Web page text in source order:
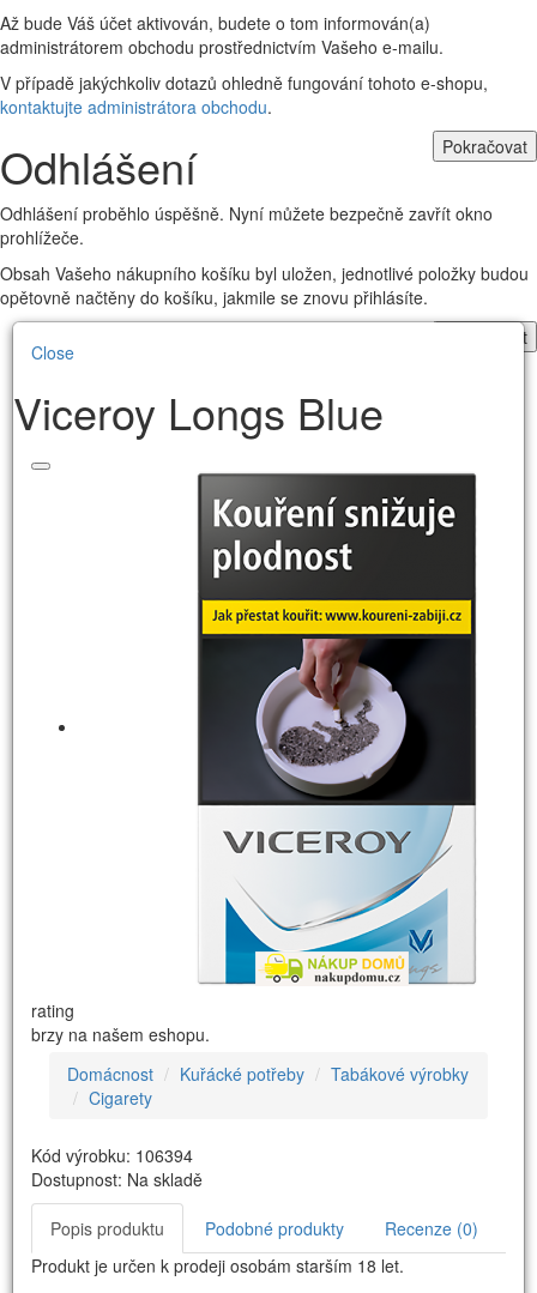
Až bude Váš účet aktivován, budete o tom informován(a)
administrátorem obchodu prostřednictvím Vašeho e-mailu.
V případě jakýchkoliv dotazů ohledně fungování tohoto e-shopu,
kontaktujte administrátora obchodu.
Pokračovat
Odhlášení
Odhlášení proběhlo úspěšně. Nyní můžete bezpečně zavřít okno
prohlížeče.
Obsah Vašeho nákupního košíku byl uložen, jednotlivé položky budou
opětovně načtěny do košíku, jakmile se znovu přihlásíte.
Pokračovat
Close
Viceroy Longs Blue
rating
brzy na našem eshopu.
Domácnost
Kuřácké potřeby
Tabákové výrobky
Cigarety
Kód výrobku: 106394
Dostupnost: Na skladě
Popis produktu Podobné produkty
Recenze (0)
Produkt je určen k prodeji osobám starším 18 let.